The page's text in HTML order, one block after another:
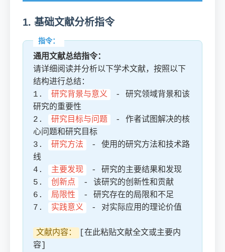
1. 基础文献分析指令
通用文献总结指令：
请详细阅读并分析以下学术文献，按照以下
结构进行总结：
1.
研究背景与意义
- 研究领域背景和该
研究的重要性
2.
研究目标与问题
- 作者试图解决的核
心问题和研究目标
3.
研究方法
- 使用的研究方法和技术路
线
4.
主要发现
- 研究的主要结果和发现
5.
创新点
- 该研究的创新性和贡献
6.
局限性
- 研究存在的局限和不足
7.
实践意义 - 对实际应用的理论价值
文献内容：
[在此粘贴文献全文或主要内
容]